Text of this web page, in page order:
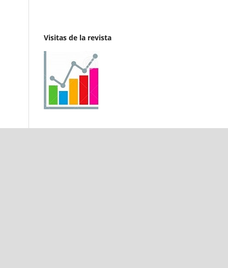
Visitas de la revista